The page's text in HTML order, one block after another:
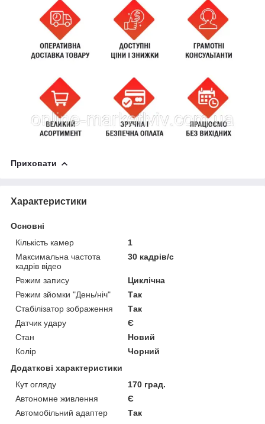
Приховати
Характеристики
Основні
Кількість камер
1
Максимальна частота
кадрів відео
30 кадрів/с
Режим запису
Циклічна
Режим зйомки "День/ніч"
Так
Стабілізатор зображення
Так
Датчик удару
Є
Стан
Новий
Колір
Чорний
Додаткові характеристики
Кут огляду
170 град.
Автономне живлення
Є
Автомобільний адаптер
Так